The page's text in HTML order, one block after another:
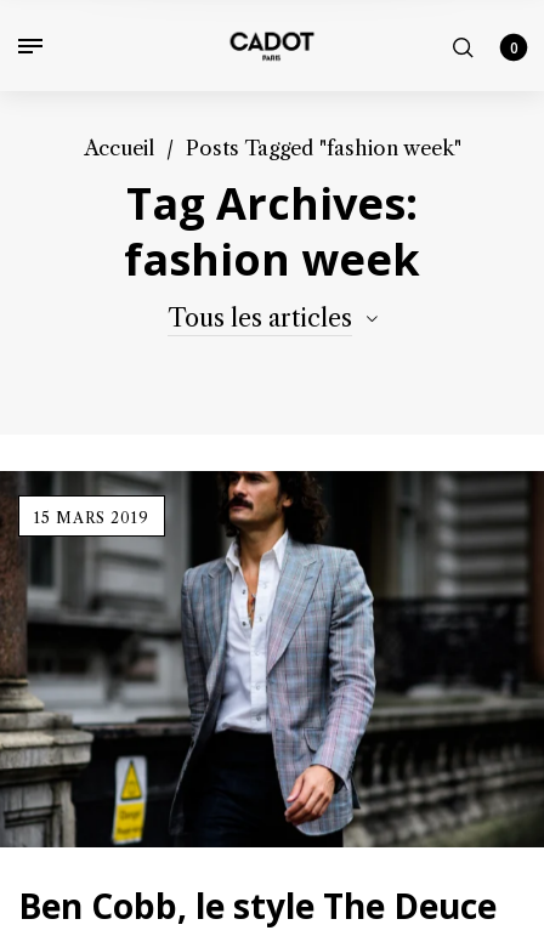
0
Accueil / Posts Tagged "fashion week"
Tag Archives:
fashion week
Tous les articles
15 MARS 2019
Ben Cobb, le style The Deuce